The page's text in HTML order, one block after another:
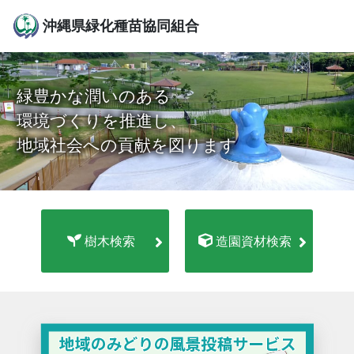
沖縄県緑化種苗協同組合
緑豊かな潤いのある
環境づくりを推進し、
地域社会への貢献を図ります
樹木検索 造園資材検索